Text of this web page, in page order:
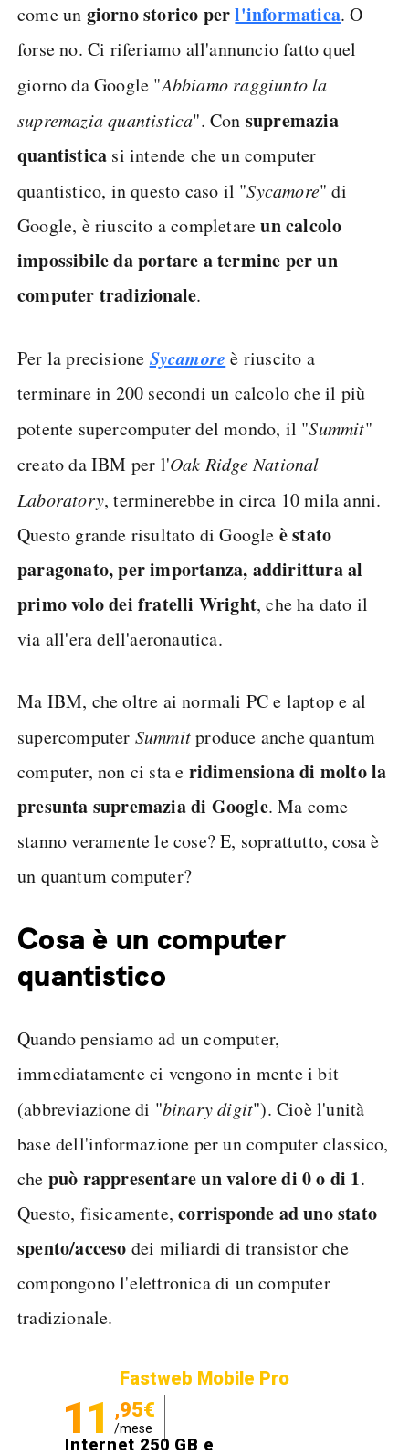
come un giorno storico perl'informatica. O
forse no. Ci riferiamo all'annuncio fatto quel
giorno da Google "Abbiamo raggiunto la
supremazia quantistica". Con supremazia
quantistica si intende che un computer
quantistico, in questo caso il "Sycamore" di
Google, è riuscito a completareun calcolo
impossibile da portare a termine per un
computer tradizionale.
Per la precisione Sycamore è riuscito a
terminare in 200 secondi un calcolo che il più
potente supercomputer del mondo, il "Summit"
creato da IBM per l'Oak Ridge National
Laboratory, terminerebbe in circa 10 mila anni.
Questo grande risultato di Google è stato
paragonato, per importanza, addirittura al
primo volo dei fratelli Wright, che ha dato il
via all'era dell'aeronautica.
Ma IBM, che oltre ai normali PC e laptop e al
supercomputer Summitproduce anche quantum
computer, non ci sta e ridimensiona di molto la
presunta supremazia di Google. Ma come
stanno veramente le cose? E, soprattutto, cosa è
un quantum computer?
Cosa è un computer
quantistico
Quando pensiamo ad un computer,
immediatamente ci vengono in mente i bit
(abbreviazione di "binary digit"). Cioè l'unità
base dell'informazione per un computer classico,
che può rappresentare un valore di 0 o di 1.
Questo, fisicamente,corrisponde ad uno stato
spento/acceso dei miliardi di transistor che
compongono l'elettronica di un computer
tradizionale.
Fastweb Mobile Pro
11 ,95€
/mese
Internet 250 GB e